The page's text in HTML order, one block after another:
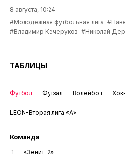
8 августа, 10:24
#Молодёжная футбольная лига
#Владимир Кечеруков #Николай
ТАБЛИЦЫ
Футбол Футзал Волейбол
LEON-Вторая лига «А»
Команда
1 «Зенит-2»